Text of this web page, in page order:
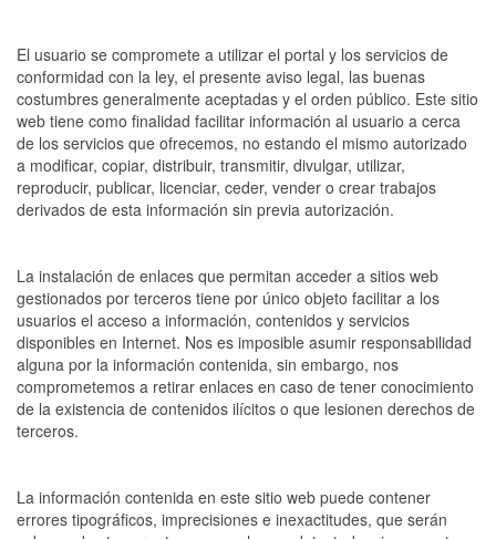
El usuario se compromete a utilizar el portal y los servicios de
conformidad con la ley, el presente aviso legal, las buenas
costumbres generalmente aceptadas y el orden público. Este sitio
web tiene como finalidad facilitar información al usuario a cerca
de los servicios que ofrecemos, no estando el mismo autorizado
a modificar, copiar, distribuir, transmitir, divulgar, utilizar,
reproducir, publicar, licenciar, ceder, vender o crear trabajos
derivados de esta información sin previa autorización.
La instalación de enlaces que permitan acceder a sitios web
gestionados por terceros tiene por único objeto facilitar a los
usuarios el acceso a información, contenidos y servicios
disponibles en Internet. Nos es imposible asumir responsabilidad
alguna por la información contenida, sin embargo, nos
comprometemos a retirar enlaces en caso de tener conocimiento
de la existencia de contenidos ilícitos o que lesionen derechos de
terceros.
La información contenida en este sitio web puede contener
errores tipográficos, imprecisiones e inexactitudes, que serán